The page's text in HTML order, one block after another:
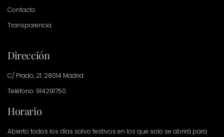
Contacto
Transparencia
Dirección
C/ Prado, 21. 28014 Madrid
Teléfono: 914291750
Horario
Abierto todos los días salvo festivos en los que solo se abrirá para